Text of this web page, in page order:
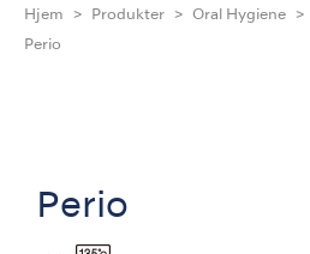
Hjem Produkter Oral Hygiene
Perio
Perio